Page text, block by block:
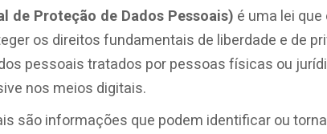
de Proteção de Dados Pessoais) é uma lei
os direitos fundamentais de liberdade e de
pessoais tratados por pessoas físicas ou
nos meios digitais.
são informações que podem identificar ou